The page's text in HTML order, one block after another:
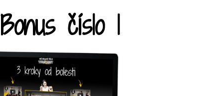
Bonus číslo 1